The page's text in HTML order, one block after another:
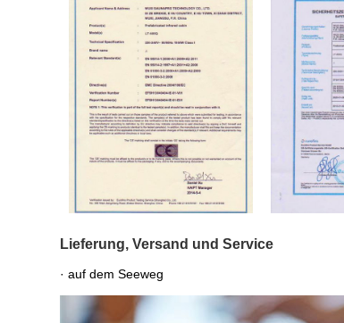
Lieferung, Versand und Service
· auf dem Seeweg